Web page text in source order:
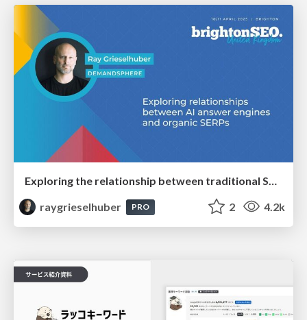
raygrieselhuber
PRO 2 4.2k